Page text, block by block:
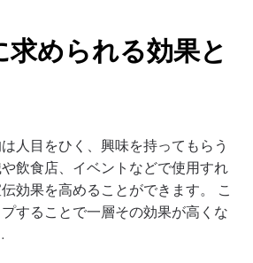
求められる効果と
人目をひく、興味を持ってもらう
飲食店、イベントなどで使用すれ
効果を高めることができます。 こ
することで一層その効果が高くな